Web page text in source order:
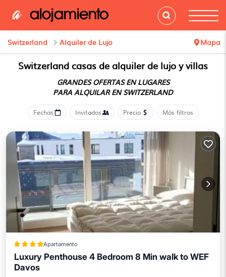
Switzerland Alquiler de Lujo Mapa
Switzerland casas de alquiler de lujo y villas
GRANDES OFERTAS EN LUGARES
PARA ALQUILAR EN SWITZERLAND
Fechas Invitados Precio Más filtros
Apartamento
Luxury Penthouse 4 Bedroom 8 Min walk to WEF
Davos